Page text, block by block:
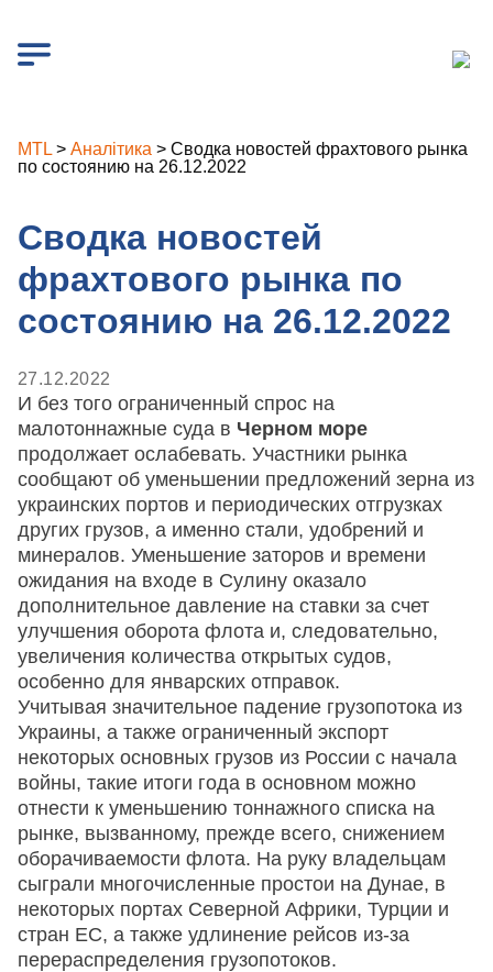
MTL > Аналітика > Сводка новостей фрахтового рынка
по состоянию на 26.12.2022
Сводка новостей
фрахтового рынка по
состоянию на 26.12.2022
27.12.2022
И без того ограниченный спрос на
малотоннажные суда в Черном море
продолжает ослабевать. Участники рынка
сообщают об уменьшении предложений зерна из
украинских портов и периодических отгрузках
других грузов, а именно стали, удобрений и
минералов. Уменьшение заторов и времени
ожидания на входе в Сулину оказало
дополнительное давление на ставки за счет
улучшения оборота флота и, следовательно,
увеличения количества открытых судов,
особенно для январских отправок.
Учитывая значительное падение грузопотока из
Украины, а также ограниченный экспорт
некоторых основных грузов из России с начала
войны, такие итоги года в основном можно
отнести к уменьшению тоннажного списка на
рынке, вызванному, прежде всего, снижением
оборачиваемости флота. На руку владельцам
сыграли многочисленные простои на Дунае, в
некоторых портах Северной Африки, Турции и
стран ЕС, а также удлинение рейсов из-за
перераспределения грузопотоков.